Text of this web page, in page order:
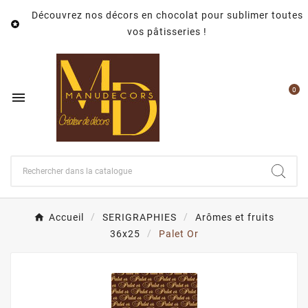

Découvrez nos décors en chocolat pour sublimer toutes
vos pâtisseries !
 0
Accueil SERIGRAPHIES
Arômes et fruits
36x25
Palet Or